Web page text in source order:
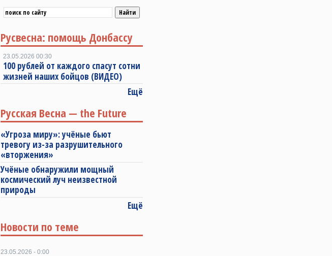
Русвесна: помощь Донбассу
23.05.2026 00:30
100 рублей от каждого спасут сотни
жизней наших бойцов (ВИДЕО)
Ещё
Русская Весна — the Future
«Угроза миру»: учёные бьют
тревогу из-за разрушительного
«вторжения»
Учёные обнаружили мощный
космический луч неизвестной
природы
Ещё
Новости по теме
23.05.2026 - 0:00